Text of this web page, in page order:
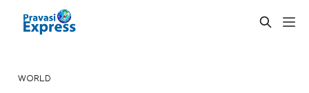
WORLD